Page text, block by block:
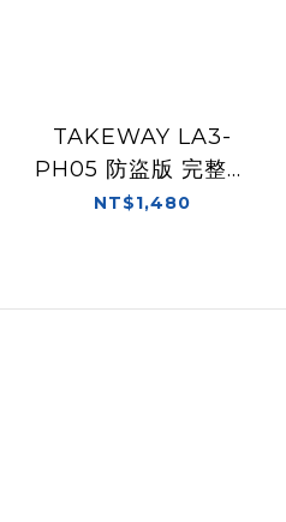
TAKEWAY LA3-
PH05 防盜版 完整組
手機導航架
NT$1,480